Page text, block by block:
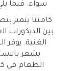
سواء. فيما
كامننا يتميز
بين الديكورات
الغنية. يوفر
يشعر
الطعام في